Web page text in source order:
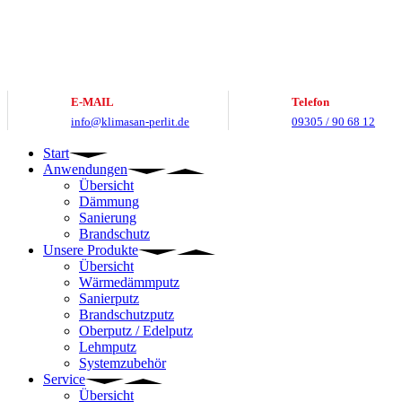
E-MAIL
info@klimasan-perlit.de
Telefon
09305 / 90 68 12
Start
Anwendungen
Übersicht
Dämmung
Sanierung
Brandschutz
Unsere Produkte
Übersicht
Wärmedämmputz
Sanierputz
Brandschutzputz
Oberputz / Edelputz
Lehmputz
Systemzubehör
Service
Übersicht